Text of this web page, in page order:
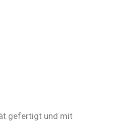
gefertigt und mit